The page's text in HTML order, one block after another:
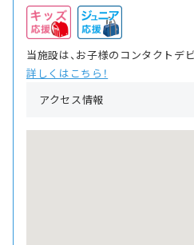
当施設は、お子様のコンタクトデ
詳しくはこちら！
アクセス情報